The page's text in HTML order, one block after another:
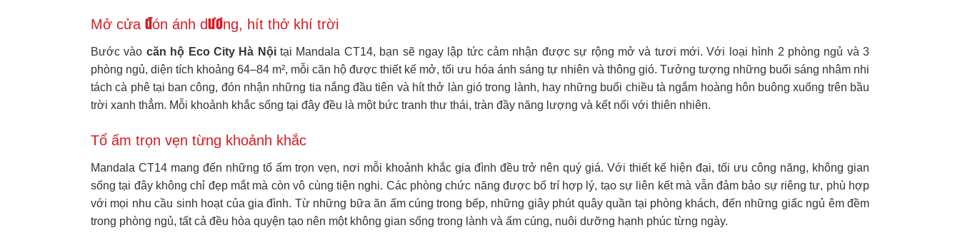
Mở cửa đón ánh dương, hít thở khí trời
Bước vào căn hộ Eco City Hà Nộitại Mandala CT14, bạn sẽ ngay lập tức cảm nhận được sự rộng mở và tươi mới. Với loại hình 2 phòng ngủ và 3
phòng ngủ, diện tích khoảng 64–84 m², mỗi căn hộ được thiết kế mở, tối ưu hóa ánh sáng tự nhiên và thông gió. Tưởng tượng những buổi sáng nhâm nhi
tách cà phê tại ban công, đón nhận những tia nắng đầu tiên và hít thở làn gió trong lành, hay những buổi chiều tà ngắm hoàng hôn buông xuống trên bầu
trời xanh thẳm. Mỗi khoảnh khắc sống tại đây đều là một bức tranh thư thái, tràn đầy năng lượng và kết nối với thiên nhiên.
Tổ ấm trọn vẹn từng khoảnh khắc
Mandala CT14 mang đến những tổ ấm trọn vẹn, nơi mỗi khoảnh khắc gia đình đều trở nên quý giá. Với thiết kế hiện đại, tối ưu công năng, không gian
sống tại đây không chỉ đẹp mắt mà còn vô cùng tiện nghi. Các phòng chức năng được bố trí hợp lý, tạo sự liên kết mà vẫn đảm bảo sự riêng tư, phù hợp
với mọi nhu cầu sinh hoạt của gia đình. Từ những bữa ăn ấm cúng trong bếp, những giây phút quây quần tại phòng khách, đến những giấc ngủ êm đềm
trong phòng ngủ, tất cả đều hòa quyện tạo nên một không gian sống trong lành và ấm cúng, nuôi dưỡng hạnh phúc từng ngày.